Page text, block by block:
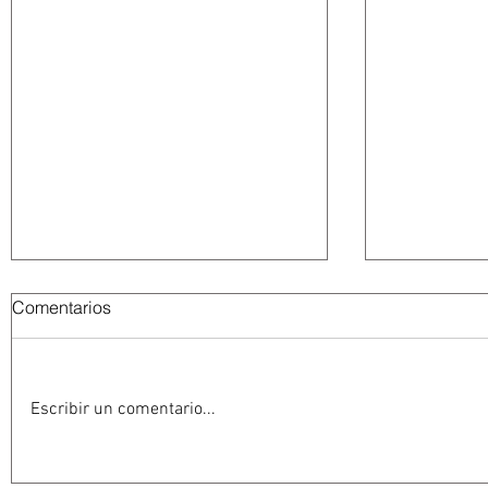
Comentarios
Escribir un comentario...